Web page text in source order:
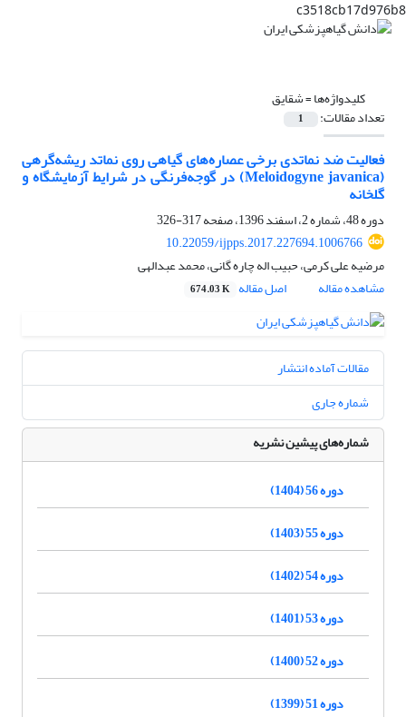
c3518cb17d976b8
کلیدواژه‌ها =شقایق
تعداد مقالات: 1
فعالیت ضد نماتدی برخی عصاره‌های گیاهی روی نماتد ریشه‌گرهی
(Meloidogyne javanica) در گوجه‌فرنگی در شرایط آزمایشگاه و
گلخانه
دوره 48، شماره 2، اسفند 1396، صفحه
317-326
10.22059/ijpps.2017.227694.1006766
مرضیه علی کرمی، حبیب اله چاره گانی، محمد عبدالهی
مشاهده مقاله
اصل مقاله 674.03 K
مقالات آماده انتشار
شماره جاری
شماره‌های پیشین نشریه
دوره 56 (1404)
دوره 55 (1403)
دوره 54 (1402)
دوره 53 (1401)
دوره 52 (1400)
دوره 51 (1399)